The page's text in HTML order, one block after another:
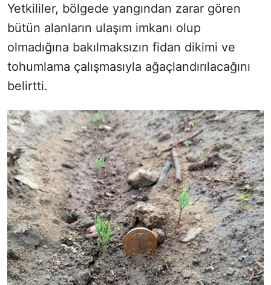
Yetkililer, bölgede yangından zarar gören
bütün alanların ulaşım imkanı olup
olmadığına bakılmaksızın fidan dikimi ve
tohumlama çalışmasıyla ağaçlandırılacağını
belirtti.